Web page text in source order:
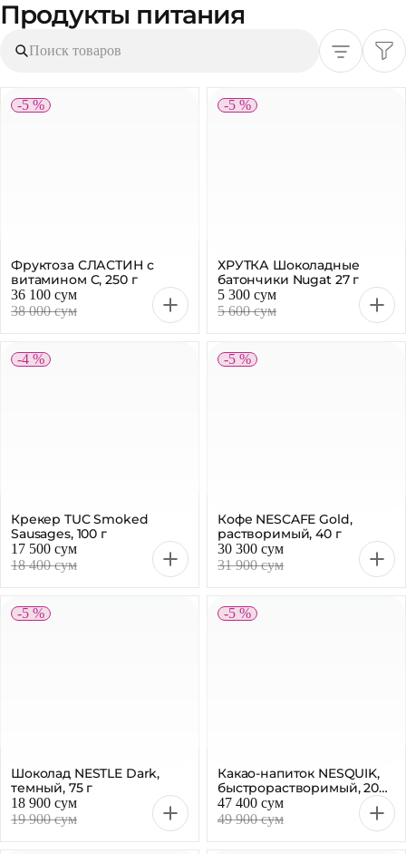
Продукты питания
Поиск товаров
-5 %
Фруктоза СЛАСТИН с
витамином C, 250 г
36 100 сум
38 000 сум
-5 %
ХРУТКА Шоколадные
батончики Nugat 27 г
5 300 сум
5 600 сум
-4 %
Крекер TUC Smoked
Sausages, 100 г
17 500 сум
18 400 сум
-5 %
Кофе NESCAFE Gold,
растворимый, 40 г
30 300 сум
31 900 сум
-5 %
Шоколад NESTLE Dark,
темный, 75 г
18 900 сум
19 900 сум
-5 %
Какао-напиток NESQUIK,
быстрорастворимый, 200
г
47 400 сум
49 900 сум